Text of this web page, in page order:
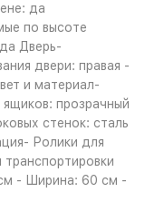
да
по высоте
Дверь-
двери: правая -
и материал-
прозрачный
стенок: сталь
Ролики для
- Ширина: 60 см -